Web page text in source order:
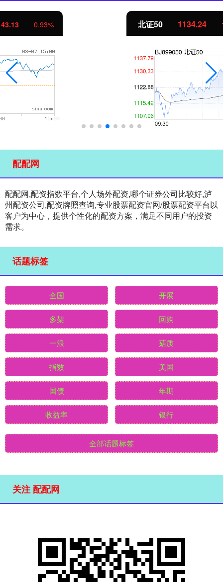
北证50 11.37 1.01%
配配网
配配网,配资指数平台,个人场外配资,哪个证券公司比较好,泸
州配资公司,配资牌照查询,专业股票配资官网/股票配资平台以
客户为中心，提供个性化的配资方案，满足不同用户的投资
需求。
话题标签
全国 开展
多架 回购
一浪 菇质
指数 美国
国债 年期
收益率 银行
全部话题标签
关注 配配网